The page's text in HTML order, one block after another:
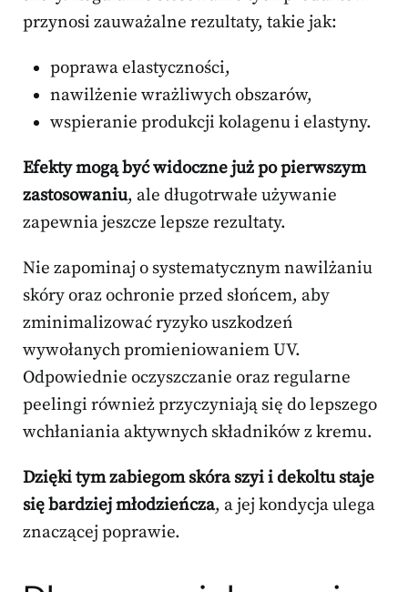
przynosi zauważalne rezultaty, takie jak:
poprawa elastyczności,
nawilżenie wrażliwych obszarów,
wspieranie produkcji kolagenu i elastyny.
Efekty mogą być widoczne już po pierwszym
zastosowaniu, ale długotrwałe używanie
zapewnia jeszcze lepsze rezultaty.
Nie zapominaj o systematycznym nawilżaniu
skóry oraz ochronie przed słońcem, aby
zminimalizować ryzyko uszkodzeń
wywołanych promieniowaniem UV.
Odpowiednie oczyszczanie oraz regularne
peelingi również przyczyniają się do lepszego
wchłaniania aktywnych składników z kremu.
Dzięki tym zabiegom skóra szyi i dekoltu staje
się bardziej młodzieńcza, a jej kondycja ulega
znaczącej poprawie.